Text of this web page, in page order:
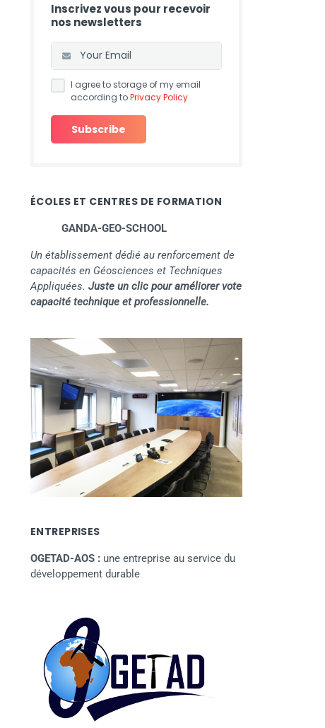
Inscrivez vous pour recevoir
nos newsletters
I agree to storage of my email
according toPrivacy Policy
ÉCOLES ET CENTRES DE FORMATION
GANDA-GEO-SCHOOL
Un établissement dédié au renforcement de
capacités en Géosciences et Techniques
Appliquées. Juste un clic pour améliorer vote
capacité technique et professionnelle.
ENTREPRISES
OGETAD-AOS : une entreprise au service du
développement durable